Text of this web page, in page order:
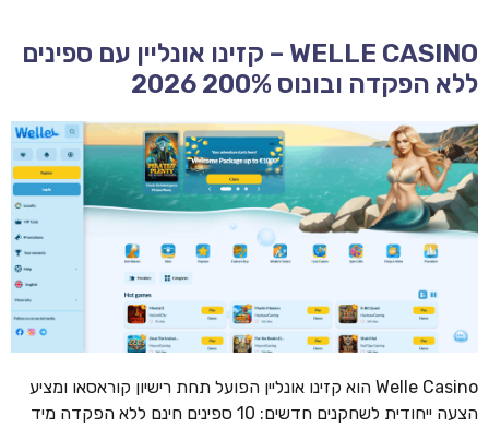
WELLE CASINO – קזינו אונליין עם ספינים
ללא הפקדה ובונוס 200% 2026
Welle Casino הוא קזינו אונליין הפועל תחת רישיון קוראסאו ומציע
הצעה ייחודית לשחקנים חדשים: 10 ספינים חינם ללא הפקדה מיד